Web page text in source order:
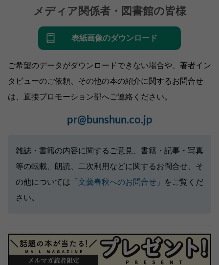
メディア関係者・図書館の皆様
表紙画像のダウンロード
ご希望のデータがダウンロードできない場合や、著者イン
タビューのご依頼、その他の本の紹介に関するお問合せ
は、直接プロモーション部へご連絡ください。
pr@bunshun.co.jp
雑誌・書籍の内容に関するご意見、書籍・記事・写真
等の転載、朗読、二次利用などに関するお問合せ、そ
の他については 「文藝春秋へのお問合せ」
をご覧くだ
さい。